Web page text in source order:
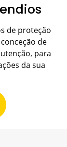
de proteção
de
para
da sua